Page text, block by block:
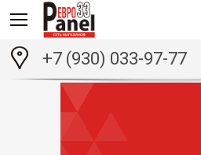
+7 (930) 033-97-77